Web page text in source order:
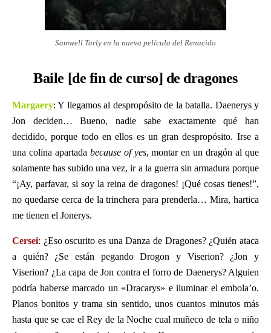
Samwell Tarly en la nueva película del Renacido
Baile [de fin de curso] de dragones
Margaery: Y llegamos al despropósito de la batalla. Daenerys y
Jon deciden… Bueno, nadie sabe exactamente qué han
decidido, porque todo en ellos es un gran despropósito. Irse a
una colina apartada because of yes, montar en un dragón al que
solamente has subido una vez, ir a la guerra sin armadura porque
“¡Ay, parfavar, si soy la reina de dragones! ¡Qué cosas tienes!”,
no quedarse cerca de la trinchera para prenderla… Mira, hartica
me tienen el Jonerys.
Cersei: ¿Eso oscurito es una Danza de Dragones? ¿Quién ataca
a quién? ¿Se están pegando Drogon y Viserion? ¿Jon y
Viserion? ¿La capa de Jon contra el forro de Daenerys? Alguien
podría haberse marcado un «Dracarys» e iluminar el embola’o.
Planos bonitos y trama sin sentido, unos cuantos minutos más
hasta que se cae el Rey de la Noche cual muñeco de tela o niño